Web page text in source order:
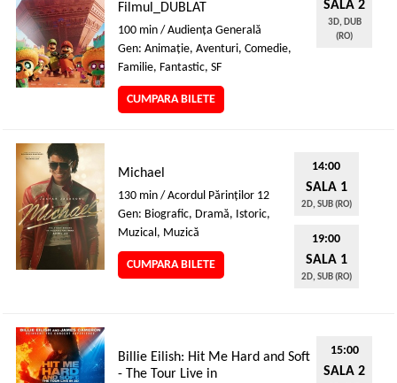
Filmul_DUBLAT
100 min / Audienţa Generală
Gen: Animaţie, Aventuri, Comedie,
Familie, Fantastic, SF
CUMPARA BILETE
SALA 2
3D, DUB
(RO)
Michael
130 min / Acordul Părinţilor 12
Gen: Biografic, Dramă, Istoric,
Muzical, Muzică
CUMPARA BILETE
14:00
SALA 1
2D, SUB (RO)
19:00
SALA 1
2D, SUB (RO)
Billie Eilish: Hit Me Hard and Soft
- The Tour Live in
15:00
SALA 2